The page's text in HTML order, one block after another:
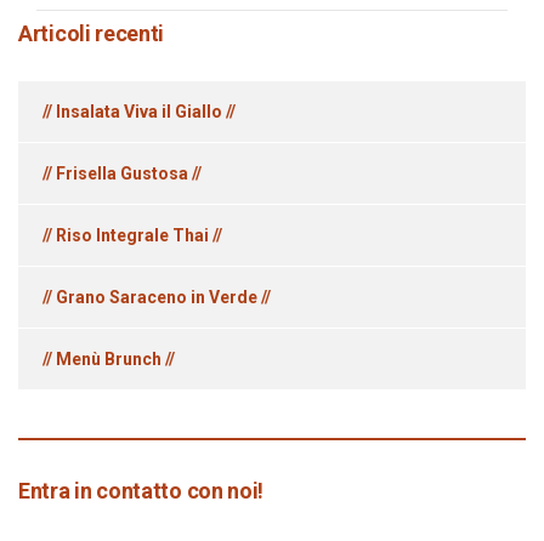
Articoli recenti
// Insalata Viva il Giallo //
// Frisella Gustosa //
// Riso Integrale Thai //
// Grano Saraceno in Verde //
// Menù Brunch //
Entra in contatto con noi!